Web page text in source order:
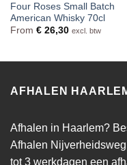
Four Roses Small Batch
American Whisky 70cl
From €26,30 excl. btw
AFHALEN
Afhalen in Haarlem?
Afhalen
tot 3 werkdagen een